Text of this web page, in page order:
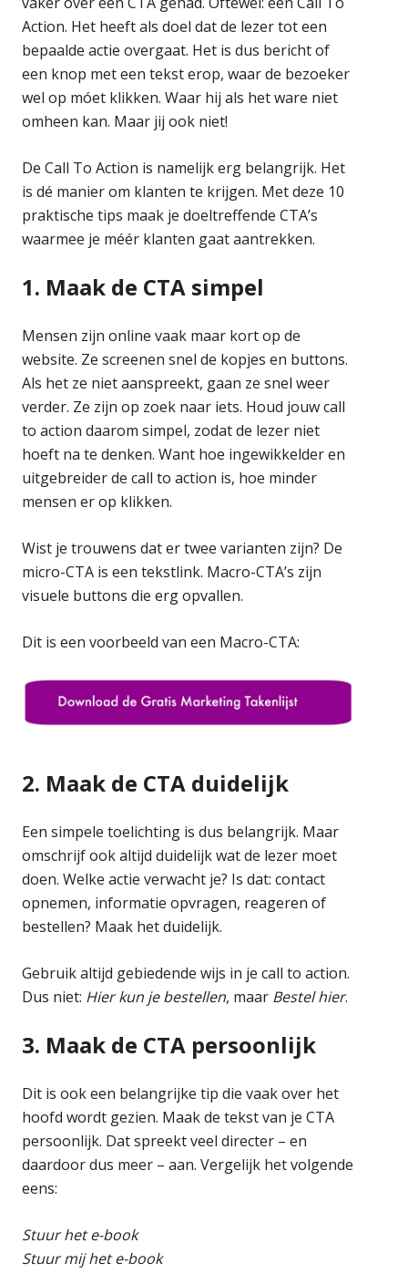
Action. Het heeft als doel dat de lezer tot een
bepaalde actie overgaat. Het is dus bericht of
een knop met een tekst erop, waar de bezoeker
wel op móet klikken. Waar hij als het ware niet
omheen kan. Maar jij ook niet!
De Call To Action is namelijk erg belangrijk. Het
is dé manier om klanten te krijgen. Met deze 10
praktische tips maak je doeltreffende CTA’s
waarmee je méér klanten gaat aantrekken.
1. Maak de CTA simpel
Mensen zijn online vaak maar kort op de
website. Ze screenen snel de kopjes en buttons.
Als het ze niet aanspreekt, gaan ze snel weer
verder. Ze zijn op zoek naar iets. Houd jouw call
to action daarom simpel, zodat de lezer niet
hoeft na te denken. Want hoe ingewikkelder en
uitgebreider de call to action is, hoe minder
mensen er op klikken.
Wist je trouwens dat er twee varianten zijn? De
micro-CTA is een tekstlink. Macro-CTA’s zijn
visuele buttons die erg opvallen.
Dit is een voorbeeld van een Macro-CTA:
2. Maak de CTA duidelijk
Een simpele toelichting is dus belangrijk. Maar
omschrijf ook altijd duidelijk wat de lezer moet
doen. Welke actie verwacht je? Is dat: contact
opnemen, informatie opvragen, reageren of
bestellen? Maak het duidelijk.
Gebruik altijd gebiedende wijs in je call to action.
Dus niet: Hier kun je bestellen, maar Bestel hier.
3. Maak de CTA persoonlijk
Dit is ook een belangrijke tip die vaak over het
hoofd wordt gezien. Maak de tekst van je CTA
persoonlijk. Dat spreekt veel directer – en
daardoor dus meer – aan. Vergelijk het volgende
eens:
Stuur het e-book
Stuur mij het e-book